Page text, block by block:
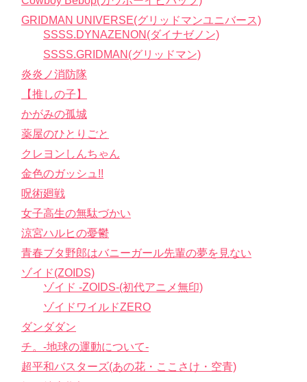
GRIDMAN UNIVERSE(グリッドマンユニバース)
SSSS.DYNAZENON(ダイナゼノン)
SSSS.GRIDMAN(グリッドマン)
炎炎ノ消防隊
【推しの子】
かがみの孤城
薬屋のひとりごと
クレヨンしんちゃん
金色のガッシュ!!
呪術廻戦
女子高生の無駄づかい
涼宮ハルヒの憂鬱
青春ブタ野郎はバニーガール先輩の夢を見ない
ゾイド(ZOIDS)
ゾイド -ZOIDS-(初代アニメ無印)
ゾイドワイルドZERO
ダンダダン
チ。-地球の運動について-
超平和バスターズ(あの花・ここさけ・空青)